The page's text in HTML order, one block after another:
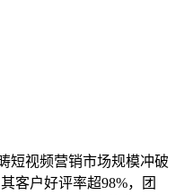
短视频营销市场规模冲破
客户好评率超98%，团